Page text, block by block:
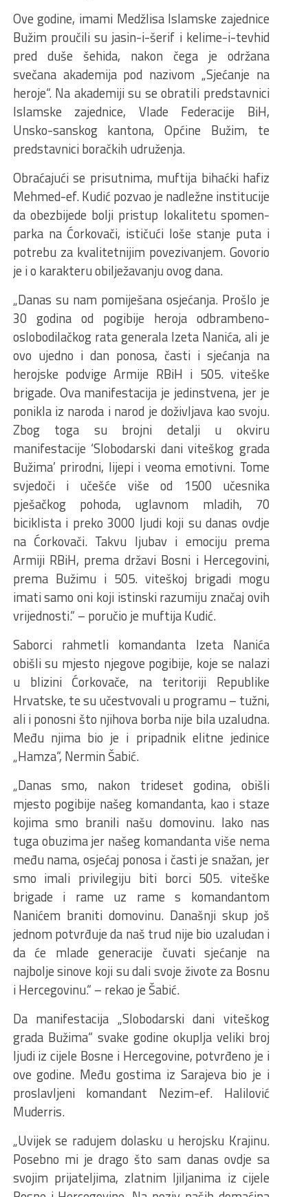
Ove godine, imami Medžlisa Islamske zajednice
Bužim proučili su jasin-i-šerif i kelime-i-tevhid
pred duše šehida, nakon čega je održana
svečana akademija pod nazivom „Sjećanje na
heroje“. Na akademiji su se obratili predstavnici
Islamske zajednice, Vlade Federacije BiH,
Unsko-sanskog kantona, Općine Bužim, te
predstavnici boračkih udruženja.
Obraćajući se prisutnima, muftija bihaćki hafiz
Mehmed-ef. Kudić pozvao je nadležne institucije
da obezbijede bolji pristup lokalitetu spomen-
parka na Ćorkovači, ističući loše stanje puta i
potrebu za kvalitetnijim povezivanjem. Govorio
je i o karakteru obilježavanju ovog dana.
„Danas su nam pomiješana osjećanja. Prošlo je
30 godina od pogibije heroja odbrambeno-
oslobodilačkog rata generala Izeta Nanića, ali je
ovo ujedno i dan ponosa, časti i sjećanja na
herojske podvige Armije RBiH i 505. viteške
brigade. Ova manifestacija je jedinstvena, jer je
ponikla iz naroda i narod je doživljava kao svoju.
Zbog toga su brojni detalji u okviru
manifestacije ‘Slobodarski dani viteškog grada
Bužima’ prirodni, lijepi i veoma emotivni. Tome
svjedoči i učešće više od 1500 učesnika
pješačkog pohoda, uglavnom mladih, 70
biciklista i preko 3000 ljudi koji su danas ovdje
na Ćorkovači. Takvu ljubav i emociju prema
Armiji RBiH, prema državi Bosni i Hercegovini,
prema Bužimu i 505. viteškoj brigadi mogu
imati samo oni koji istinski razumiju značaj ovih
vrijednosti.“ – poručio je muftija Kudić.
Saborci rahmetli komandanta Izeta Nanića
obišli su mjesto njegove pogibije, koje se nalazi
u blizini Ćorkovače, na teritoriji Republike
Hrvatske, te su učestvovali u programu – tužni,
ali i ponosni što njihova borba nije bila uzaludna.
Među njima bio je i pripadnik elitne jedinice
„Hamza“, Nermin Šabić.
„Danas smo, nakon trideset godina, obišli
mjesto pogibije našeg komandanta, kao i staze
kojima smo branili našu domovinu. Iako nas
tuga obuzima jer našeg komandanta više nema
među nama, osjećaj ponosa i časti je snažan, jer
smo imali privilegiju biti borci 505. viteške
brigade i rame uz rame s komandantom
Nanićem braniti domovinu. Današnji skup još
jednom potvrđuje da naš trud nije bio uzaludan i
da će mlade generacije čuvati sjećanje na
najbolje sinove koji su dali svoje živote za Bosnu
i Hercegovinu.“ – rekao je Šabić.
Da manifestacija „Slobodarski dani viteškog
grada Bužima“ svake godine okuplja veliki broj
ljudi iz cijele Bosne i Hercegovine, potvrđeno je i
ove godine. Među gostima iz Sarajeva bio je i
proslavljeni komandant Nezim-ef. Halilović
Muderris.
„Uvijek se radujem dolasku u herojsku Krajinu.
Posebno mi je drago što sam danas ovdje sa
svojim prijateljima, zlatnim ljiljanima iz cijele